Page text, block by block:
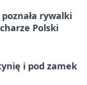
rywalki
Polski
i pod zamek